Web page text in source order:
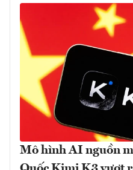
Mô hình AI nguồn